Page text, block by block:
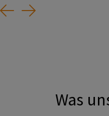
Previous
Next
Was